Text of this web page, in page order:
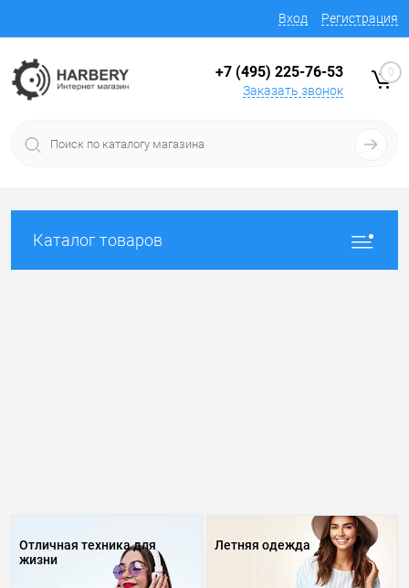
Вход Регистрация
+7 (495) 225-76-53
Заказать звонок
0
Каталог товаров
Отличная техника для
жизни
Летняя одежда